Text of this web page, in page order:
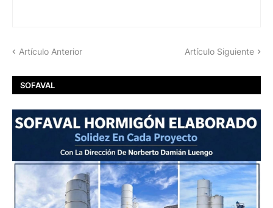
Artículo Anterior Artículo Siguiente
SOFAVAL